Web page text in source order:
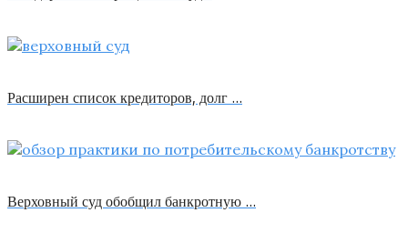
Расширен список кредиторов, долг …
Верховный суд обобщил банкротную …